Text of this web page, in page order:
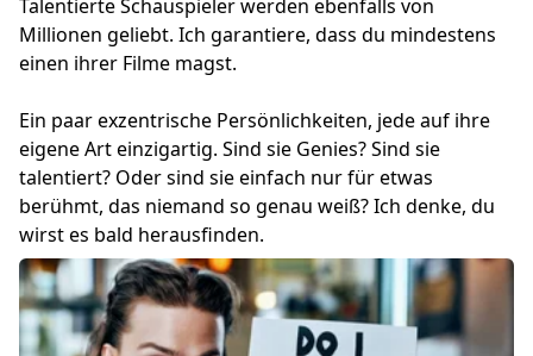
Talentierte Schauspieler werden ebenfalls von
Millionen geliebt. Ich garantiere, dass du mindestens
einen ihrer Filme magst.
Ein paar exzentrische Persönlichkeiten, jede auf ihre
eigene Art einzigartig. Sind sie Genies? Sind sie
talentiert? Oder sind sie einfach nur für etwas
berühmt, das niemand so genau weiß? Ich denke, du
wirst es bald herausfinden.